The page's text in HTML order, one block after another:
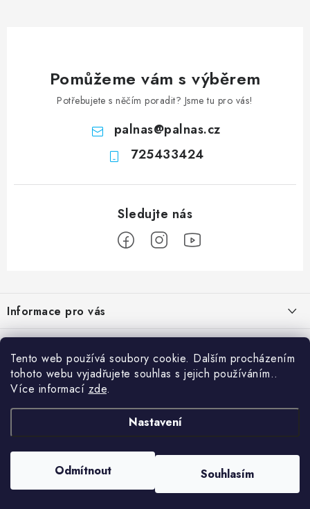
Tento web používá soubory cookie. Dalším procházením
tohoto webu vyjadřujete souhlas s jejich používáním..
Více informací zde.
Nastavení
Odmítnout Souhlasím
Pomůžeme vám s výběrem
Potřebujete s něčím poradit? Jsme tu pro vás!
palnas@palnas.cz
725433424
p
a
Informace pro vás
Obchodní podmínky
Podmínky ochrany osobních údajů
Odstoupení od kupní smlouvy
Moje objednávka
Přihlášení
E-mail
Vyhledávání
HLEDAT
Nastavil tým EshopyUmíme.cz
. Všechna práva vyhrazena.